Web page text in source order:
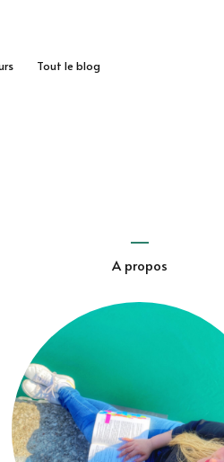
Tout le blog
A propos